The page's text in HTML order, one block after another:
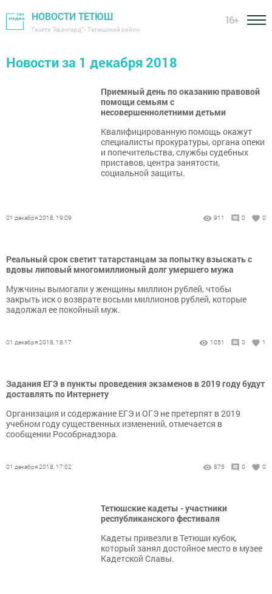
НОВОСТИ ТЕТЮШ
Газета "Авангард" - Тетюшский район
16+
Новости за 1 декабря 2018
Приемный день по оказанию правовой
помощи семьям с
несовершеннолетними детьми
Квалифицированную помощь окажут
специалисты прокуратуры, органа опеки
и попечительства, службы судебных
приставов, центра занятости,
социальной защиты.
01 декабря 2018, 19:09 911 0 0
Реальный срок светит татарстанцам за попытку взыскать с
вдовы липовый многомиллионый долг умершего мужа
Мужчины вымогали у женщины миллион рублей, чтобы
закрыть иск о возврате восьми миллионов рублей, которые
задолжал ее покойный муж.
01 декабря 2018, 18:17 1051 0 1
Задания ЕГЭ в пункты проведения экзаменов в 2019 году будут
доставлять по Интернету
Организация и содержание ЕГЭ и ОГЭ не претерпят в 2019
учебном году существенных изменений, отмечается в
сообщении Рособрнадзора.
01 декабря 2018, 17:02 875 0 0
Тетюшские кадеты - участники
республиканского фестиваля
Кадеты привезли в Тетюши кубок,
который занял достойное место в музее
Кадетской Славы.